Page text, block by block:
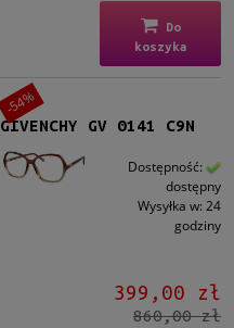
Do
koszyka
GIVENCHY GV 0141 C9N
Dostępność:
dostępny
Wysyłka w: 24
godziny
399,00 zł
860,00 zł
-54%